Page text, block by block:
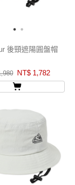
後頸遮陽圓盤帽
NT$ 1,782